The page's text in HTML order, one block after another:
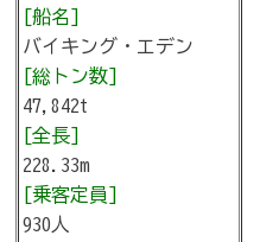
[船名]
バイキング・エデン
[総トン数]
47,842t
[全長]
228.33m
[乗客定員]
930人